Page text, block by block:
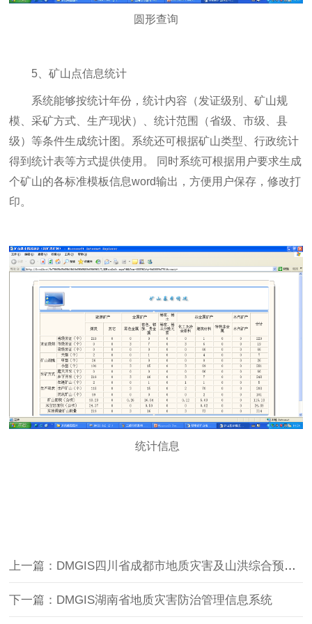
圆形查询
5、矿山点信息统计
系统能够按统计年份，统计内容（发证级别、矿山规
模、采矿方式、生产现状）、统计范围（省级、市级、县
级）等条件生成统计图。系统还可根据矿山类型、行政统计
得到统计表等方式提供使用。 同时系统可根据用户要求生成
个矿山的各标准模板信息word输出，方便用户保存，修改打
印。
统计信息
上一篇：DMGIS四川省成都市地质灾害及山洪综合预警系统
下一篇：DMGIS湖南省地质灾害防治管理信息系统